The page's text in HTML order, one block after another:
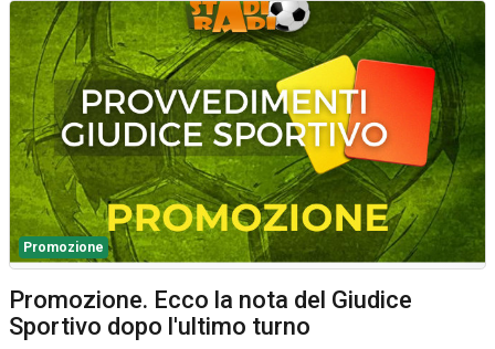
Promozione
Promozione. Ecco la nota del Giudice
Sportivo dopo l'ultimo turno